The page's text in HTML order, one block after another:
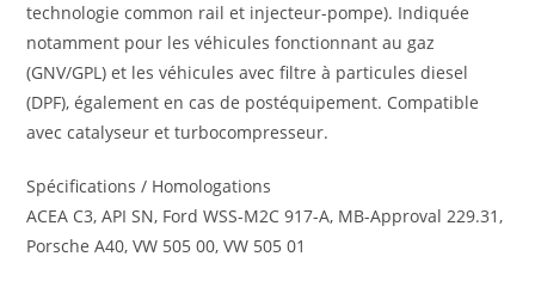
technologie common rail et injecteur-pompe). Indiquée
notamment pour les véhicules fonctionnant au gaz
(GNV/GPL) et les véhicules avec filtre à particules diesel
(DPF), également en cas de postéquipement. Compatible
avec catalyseur et turbocompresseur.
Spécifications / Homologations
ACEA C3, API SN, Ford WSS-M2C 917-A, MB-Approval 229.31,
Porsche A40, VW 505 00, VW 505 01